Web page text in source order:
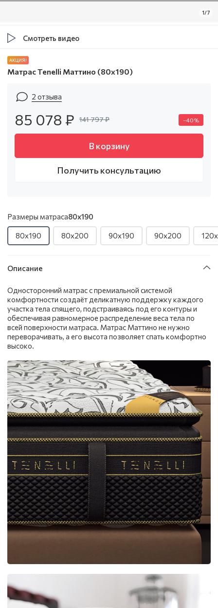
1/7
Смотреть видео
АКЦИЯ!
Матрас Tenelli Маттино (80х190)
2 отзыва
85 078 ₽ 141 797 ₽ –40%
В корзину
Получить консультацию
Размеры матраса80x190
80x190 80x200 90x190 90x200
Описание
Односторонний матрас с премиальной системой
комфортности создаёт деликатную поддержку каждого
участка тела спящего, подстраиваясь под его контуры и
обеспечивая равномерное распределение веса тела по
всей поверхности матраса. Матрас Маттино не нужно
переворачивать, а его высота позволяет спать комфортно
высоко.